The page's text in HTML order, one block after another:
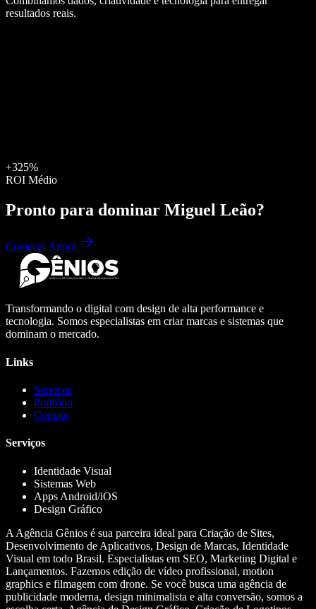
resultados reais.
+325%
ROI Médio
Pronto para dominar Miguel Leão?
Começar Agora
Transformando o digital com design de alta performance e
tecnologia. Somos especialistas em criar marcas e sistemas que
dominam o mercado.
Links
Serviços
Portfólio
Contato
Serviços
Identidade Visual
Sistemas Web
Apps Android/iOS
Design Gráfico
A Agência Gênios é sua parceira ideal para Criação de Sites,
Desenvolvimento de Aplicativos, Design de Marcas, Identidade
Visual em todo Brasil. Especialistas em SEO, Marketing Digital e
Lançamentos. Fazemos edição de vídeo profissional, motion
graphics e filmagem com drone. Se você busca uma agência de
publicidade moderna, design minimalista e alta conversão, somos a